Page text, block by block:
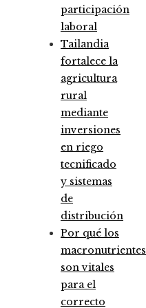
participación
laboral
Tailandia
fortalece la
agricultura
rural
mediante
inversiones
en riego
tecnificado
y sistemas
de
distribución
Por qué los
macronutrientes
son vitales
para el
correcto